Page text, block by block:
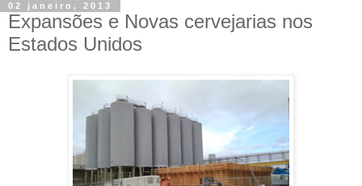
02 janeiro, 2013
Expansões e Novas cervejarias nos
Estados Unidos